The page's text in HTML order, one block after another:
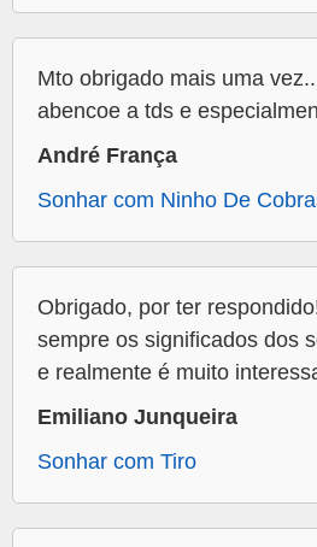
Mto obrigado mais uma
abencoe a tds e
André França
Sonhar com Ninho De
Obrigado, por ter
sempre os significados dos
e realmente é muito
Emiliano Junqueira
Sonhar com Tiro